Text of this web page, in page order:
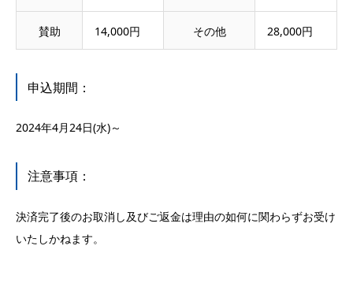
賛助 14,000円 その他 28,000円
申込期間：
2024年4月24日(水)～
注意事項：
決済完了後のお取消し及びご返金は理由の如何に関わらずお受け
いたしかねます。